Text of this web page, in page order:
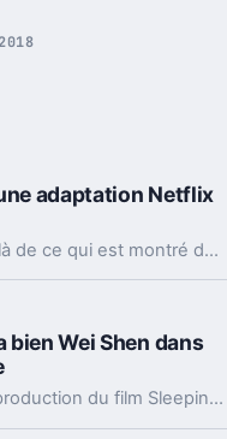
adaptation Netflix
Comme toujours sans spoilers au-delà de ce qui est montré dans les trailers, notre critique de la série de SF Altered Carbon, disponible depuis peu sur Netflix, est là.
bien Wei Shen dans
Annoncé depuis l'année dernière, la production du film Sleeping Dogs avance petit à petit. Le comédien hongkongais Donnie Yen (Rogue One : A Star Wars Story, xXx : Return of Xander Cage) a récemment diffusé la première photo officiellement tirée du long-métrage.